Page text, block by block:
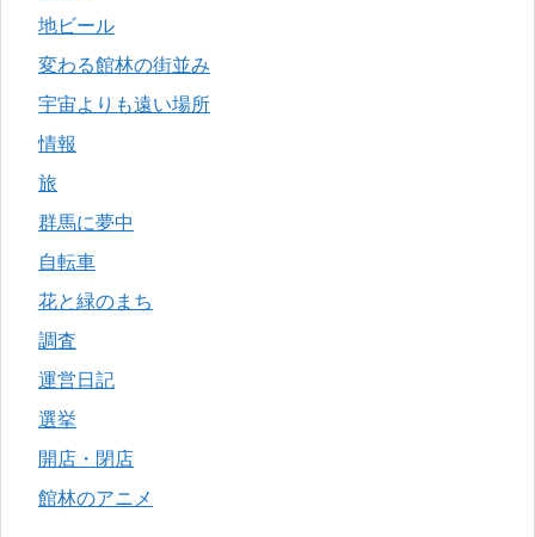
地ビール
変わる館林の街並み
宇宙よりも遠い場所
情報
旅
群馬に夢中
自転車
花と緑のまち
調査
運営日記
選挙
開店・閉店
館林のアニメ